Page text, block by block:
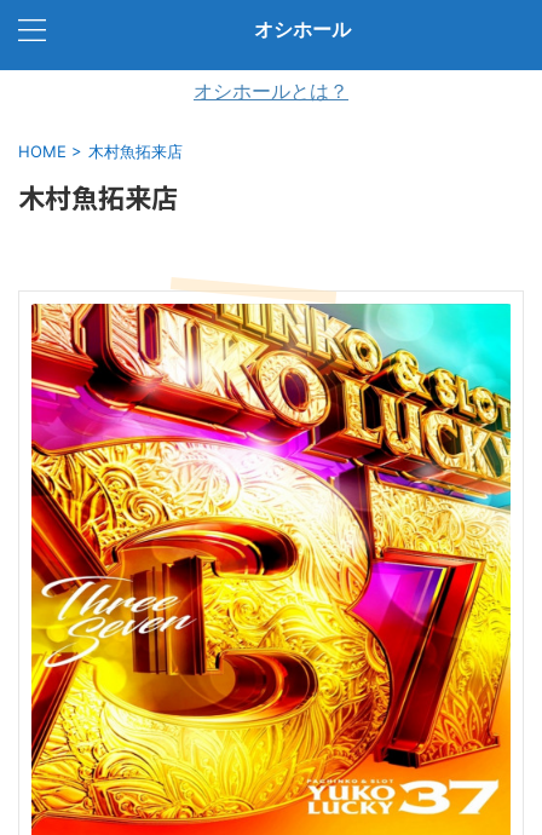
オシホール
オシホールとは？
HOME > 木村魚拓来店
木村魚拓来店